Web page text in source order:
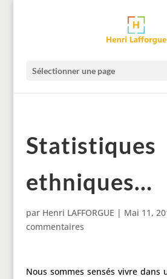
Sélectionner une page
Statistiques
ethniques…
par Henri LAFFORGUE | Mai 11,
commentaires
Nous sommes sensés vivre dans